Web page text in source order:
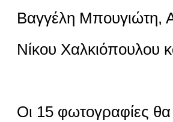
Βαγγέλη Μπουγιώτη,
Νίκου Χαλκιόπουλου
Οι 15 φωτογραφίες θα